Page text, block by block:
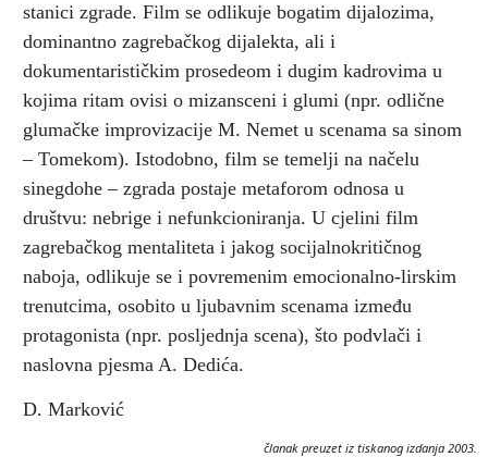
stanici zgrade. Film se odlikuje bogatim dijalozima,
dominantno zagrebačkog dijalekta, ali i
dokumentarističkim prosedeom i dugim kadrovima u
kojima ritam ovisi o mizansceni i glumi (npr. odlične
glumačke improvizacije M. Nemet u scenama sa sinom
– Tomekom). Istodobno, film se temelji na načelu
sinegdohe – zgrada postaje metaforom odnosa u
društvu: nebrige i nefunkcioniranja. U cjelini film
zagrebačkog mentaliteta i jakog socijalnokritičnog
naboja, odlikuje se i povremenim emocionalno-lirskim
trenutcima, osobito u ljubavnim scenama između
protagonista (npr. posljednja scena), što podvlači i
naslovna pjesma A. Dedića.
D. Marković
članak preuzet iz tiskanog izdanja 2003.